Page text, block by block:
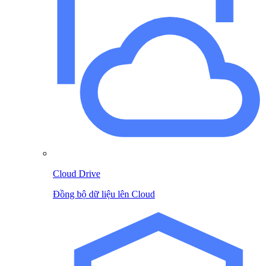
Cloud Drive
Đồng bộ dữ liệu lên Cloud